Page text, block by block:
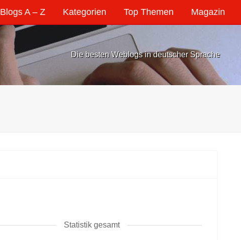
Blogs A – Z Kategorien Top Themen Magazin
Die besten Weblogs in deutscher Sprache
Statistik gesamt